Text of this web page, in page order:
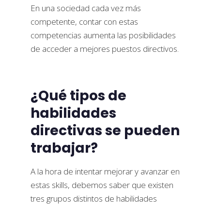
En una sociedad cada vez más
competente, contar con estas
competencias aumenta las posibilidades
de acceder a mejores puestos directivos.
¿Qué tipos de
habilidades
directivas se pueden
trabajar?
A la hora de intentar mejorar y avanzar en
estas skills, debemos saber que existen
tres grupos distintos de habilidades